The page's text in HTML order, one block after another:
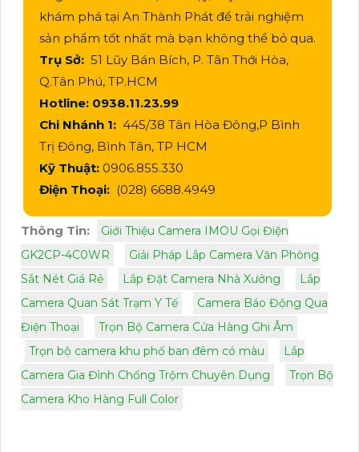
khám phá tại An Thành Phát để trải nghiệm
sản phẩm tốt nhất mà bạn không thể bỏ qua.
Trụ Sở: 51 Lũy Bán Bích, P. Tân Thới Hòa,
Q.Tân Phú, TP.HCM
Hotline: 0938.11.23.99
Chi Nhánh 1: 445/38 Tân Hòa Đông,P Bình
Trị Đông, Bình Tân, TP HCM
Kỹ Thuật: 0906.855.330
Điện Thoại: (028) 6688.4949
Thông Tin:
Giới Thiệu Camera IMOU Gọi Điện
GK2CP-4C0WR
Giải Pháp Lắp Camera Văn Phòng
Sắt Nét Giá Rẻ
Lắp Đặt Camera Nhà Xưởng
Lắp
Camera Quan Sát Trạm Y Tế
Camera Báo Động Qua
Điện Thoại
Trọn Bộ Camera Cửa Hàng Ghi Âm
Trọn bộ camera khu phố ban đêm có màu
Lắp
Camera Gia Đình Chống Trộm Chuyên Dụng
Trọn Bộ
Camera Kho Hàng Full Color